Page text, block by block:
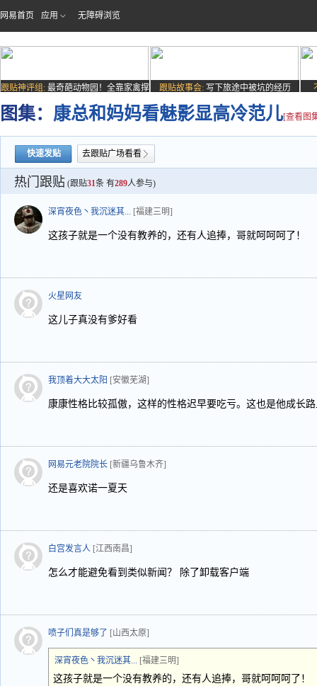
网易首页 应用 无障碍浏览
跟贴神评组: 最奇葩动物园！全靠家禽撑
场子
跟贴故事会: 写下旅途中被坑的经历
图集： 康总和妈妈看魅影显高冷范儿[查看图
快速发贴 去跟贴广场看看
热门跟贴 (跟贴31条 有289人参与)
深宵夜色丶我沉迷其... [福建三明]
这孩子就是一个没有教养的，还有人追捧，哥就呵呵呵了！
火星网友
这儿子真没有爹好看
我顶着大大太阳 [安徽芜湖]
康康性格比较孤傲，这样的性格迟早要吃亏。这也是他成长
网易元老院院长 [新疆乌鲁木齐]
还是喜欢诺一夏天
白宫发言人 [江西南昌]
怎么才能避免看到类似新闻？ 除了卸载客户端
喷子们真是够了 [山西太原]
深宵夜色丶我沉迷其... [福建三明]
这孩子就是一个没有教养的，还有人追捧，哥就呵呵呵了！